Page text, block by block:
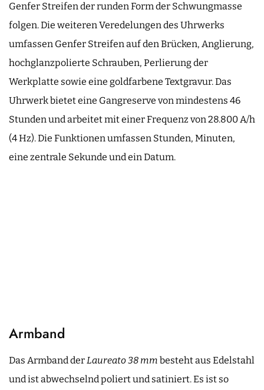
Genfer Streifen der runden Form der Schwungmasse
folgen. Die weiteren Veredelungen des Uhrwerks
umfassen Genfer Streifen auf den Brücken, Anglierung,
hochglanzpolierte Schrauben, Perlierung der
Werkplatte sowie eine goldfarbene Textgravur. Das
Uhrwerk bietet eine Gangreserve von mindestens 46
Stunden und arbeitet mit einer Frequenz von 28.800 A/h
(4 Hz). Die Funktionen umfassen Stunden, Minuten,
eine zentrale Sekunde und ein Datum.
Armband
Das Armband derLaureato 38 mm besteht aus Edelstahl
und ist abwechselnd poliert und satiniert. Es ist so